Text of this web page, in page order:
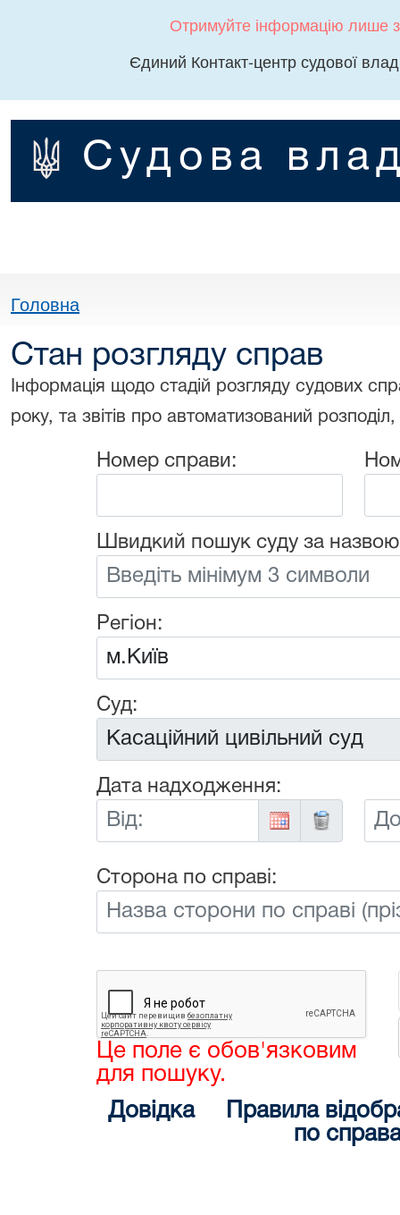
Отримуйте інформацію лише
Єдиний Контакт-центр судової
Судова
Головна
Стан розгляду справ
Інформація щодо стадій розгляду судових
року, та звітів про автоматизований
Номер справи:
Швидкий пошук суду за
Регіон:
Суд:
Дата надходження:
Від:
До:
Сторона по справі:
Це поле є обов'язковим
для пошуку.
Довідка
Правила
по